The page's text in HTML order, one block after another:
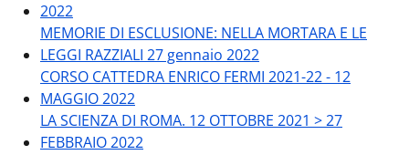
2022
MEMORIE DI ESCLUSIONE: NELLA MORTARA E LE
LEGGI RAZZIALI 27 gennaio 2022
CORSO CATTEDRA ENRICO FERMI 2021-22 - 12
MAGGIO 2022
LA SCIENZA DI ROMA. 12 OTTOBRE 2021 > 27
FEBBRAIO 2022